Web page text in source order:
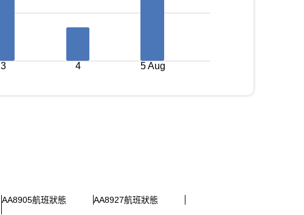
3 4 5 Aug
AA8905航班狀態
AA8927航班狀態